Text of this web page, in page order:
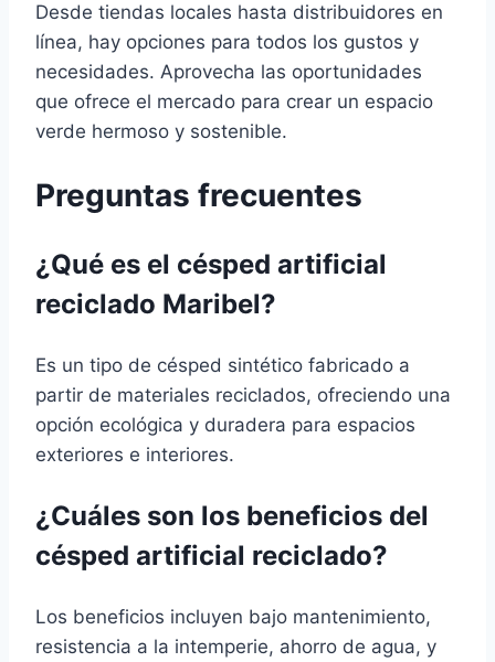
Desde tiendas locales hasta distribuidores en
línea, hay opciones para todos los gustos y
necesidades. Aprovecha las oportunidades
que ofrece el mercado para crear un espacio
verde hermoso y sostenible.
Preguntas frecuentes
¿Qué es el césped artificial
reciclado Maribel?
Es un tipo de césped sintético fabricado a
partir de materiales reciclados, ofreciendo una
opción ecológica y duradera para espacios
exteriores e interiores.
¿Cuáles son los beneficios del
césped artificial reciclado?
Los beneficios incluyen bajo mantenimiento,
resistencia a la intemperie, ahorro de agua, y